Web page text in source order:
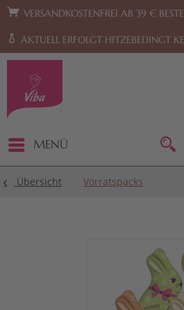
Zur Hauptnavigation springen
VERSANDKOSTENFREI AB 39 €
AKTUELL ERFOLGT HITZEBEDINGT
MENÜ
Übersicht Vorratspacks